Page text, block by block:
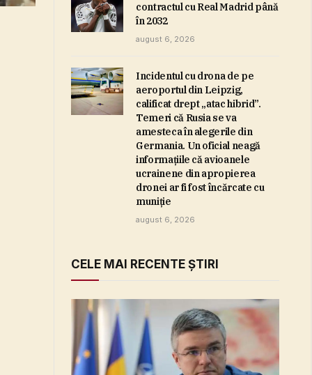
contractul cu Real Madrid până
în 2032
august 6, 2026
Incidentul cu drona de pe
aeroportul din Leipzig,
calificat drept „atac hibrid”.
Temeri că Rusia se va
amesteca în alegerile din
Germania. Un oficial neagă
informaţiile că avioanele
ucrainene din apropierea
dronei ar fi fost încărcate cu
muniţie
august 6, 2026
CELE MAI RECENTE ȘTIRI